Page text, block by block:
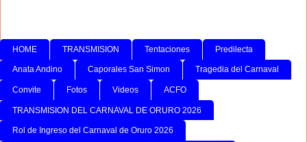
HOME TRANSMISION Tentaciones Predilecta
Anata Andino Caporales San Simon Tragedia del Carnaval
Convite Fotos Videos ACFO
TRANSMISION DEL CARNAVAL DE ORURO 2026
Rol de Ingreso del Carnaval de Oruro 2026